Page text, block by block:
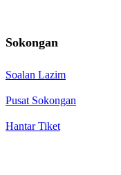
Sokongan
Soalan Lazim
Pusat Sokongan
Hantar Tiket